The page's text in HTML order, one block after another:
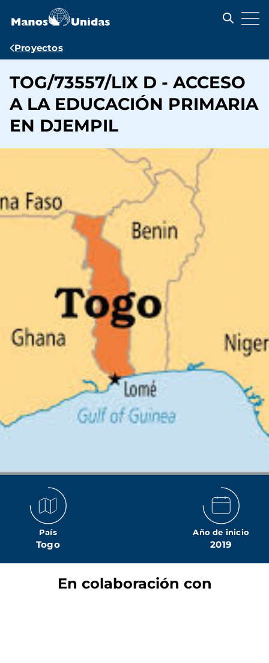
contenido
Ruta
navegación
Proyectos
TOG/73557/LIX D - ACCESO
A LA EDUCACIÓN PRIMARIA
EN DJEMPIL
País
Togo
Año de inicio
2019
En colaboración con